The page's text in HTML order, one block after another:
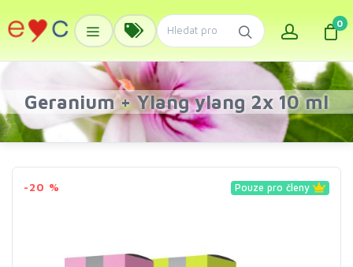
0
Geranium + Ylang ylang 2x 10 ml
-20 % Pouze pro členy